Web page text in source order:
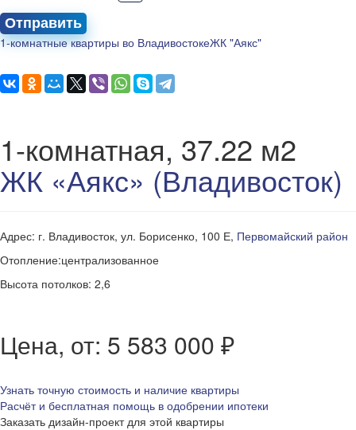
Отправить
1-комнатные квартиры во ВладивостокеЖК "Аякс"
1-комнатная, 37.22 м2
ЖК «Аякс» (Владивосток)
Адрес: г. Владивосток, ул. Борисенко, 100 Е, Первомайский район
Отопление:централизованное
Высота потолков: 2,6
Цена, от: 5 583 000 ₽
Узнать точную стоимость и наличие квартиры
Расчёт и бесплатная помощь в одобрении ипотеки
Заказать дизайн-проект для этой квартиры